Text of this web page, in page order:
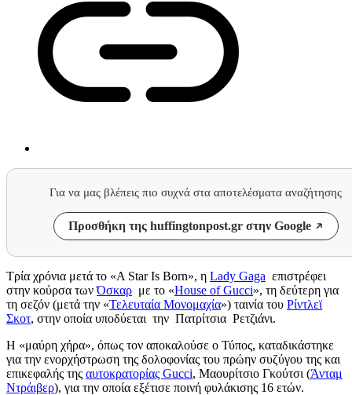
Για να μας βλέπεις πιο συχνά στα αποτελέσματα αναζήτησης
Προσθήκη της huffingtonpost.gr στην Google
Τρία χρόνια μετά το «A Star Is Born», η Lady Gaga επιστρέφει
στην κούρσα τωνΌσκαρ με το «House of Gucci», τη δεύτερη για
τη σεζόν (μετά την «Τελευταία Μονομαχία») ταινία του Ρίντλεϊ
Σκοτ, στην οποία υποδύεται την Πατρίτσια Ρετζιάνι.
Η «μαύρη χήρα», όπως τον αποκαλούσε ο Τύπος, καταδικάστηκε
για την ενορχήστρωση της δολοφονίας του πρώην συζύγου της και
επικεφαλής της αυτοκρατορίας Gucci, Μαουρίτσιο Γκούτσι (Άνταμ
Ντράιβερ), για την οποία εξέτισε ποινή φυλάκισης 16 ετών.